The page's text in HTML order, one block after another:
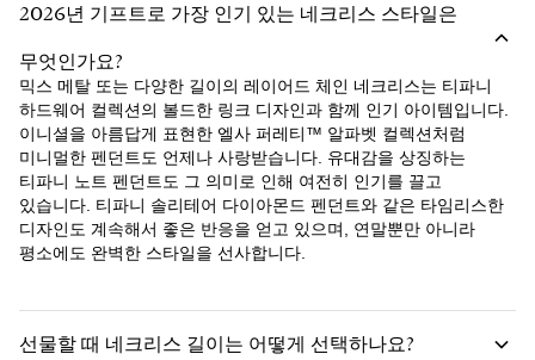
2026년 기프트로 가장 인기 있는 네크리스 스타일은
무엇인가요?
믹스 메탈 또는 다양한 길이의 레이어드 체인 네크리스는 티파니
하드웨어 컬렉션의 볼드한 링크 디자인과 함께 인기 아이템입니다.
이니셜을 아름답게 표현한 엘사 퍼레티™ 알파벳 컬렉션처럼
미니멀한 펜던트도 언제나 사랑받습니다. 유대감을 상징하는
티파니 노트 펜던트도 그 의미로 인해 여전히 인기를 끌고
있습니다. 티파니 솔리테어 다이아몬드 펜던트와 같은 타임리스한
디자인도 계속해서 좋은 반응을 얻고 있으며, 연말뿐만 아니라
평소에도 완벽한 스타일을 선사합니다.
선물할 때 네크리스 길이는 어떻게 선택하나요?